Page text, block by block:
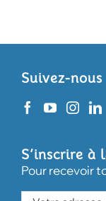
Suivez-
S’inscrire à
Pour recevoir